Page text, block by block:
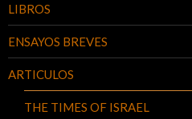
LIBROS
ENSAYOS BREVES
ARTICULOS
THE TIMES OF ISRAEL